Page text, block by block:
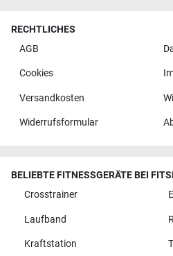
RECHTLICHES
AGB
Cookies
Versandkosten
Widerrufsformular
BELIEBTE FITNESSGERÄTE BEI
Crosstrainer
Laufband
Kraftstation